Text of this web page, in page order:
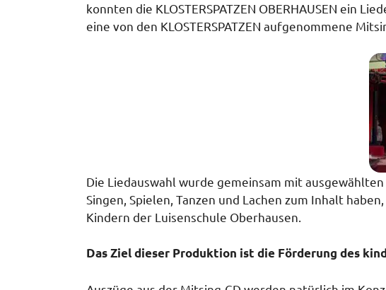
konnten die KLOSTERSPATZEN OBERHAUSEN ein
eine von den KLOSTERSPATZEN aufgenommene
Die Liedauswahl wurde gemeinsam mit
Singen, Spielen, Tanzen und Lachen zum Inhalt
Kindern der Luisenschule Oberhausen.
Das Ziel dieser Produktion ist die Förderung des